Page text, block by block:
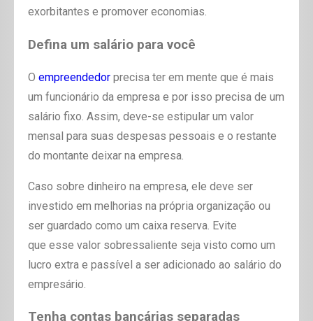
exorbitantes e promover economias.
Defina um salário para você
O empreendedor precisa ter em mente que é mais
um funcionário da empresa e por isso precisa de um
salário fixo. Assim, deve-se estipular um valor
mensal para suas despesas pessoais e o restante
do montante deixar na empresa.
Caso sobre dinheiro na empresa, ele deve ser
investido em melhorias na própria organização ou
ser guardado como um caixa reserva. Evite
que esse valor sobressaliente seja visto como um
lucro extra e passível a ser adicionado ao salário do
empresário.
Tenha contas bancárias separadas